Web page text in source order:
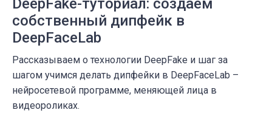
DeepFake-туториал: создаем
собственный дипфейк в
DeepFaceLab
Рассказываем о технологии DeepFake и шаг за
шагом учимся делать дипфейки в DeepFaceLab –
нейросетевой программе, меняющей лица в
видеороликах.